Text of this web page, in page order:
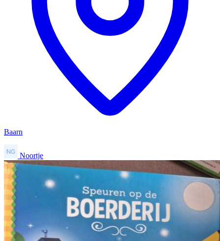
Baarn
Noortje